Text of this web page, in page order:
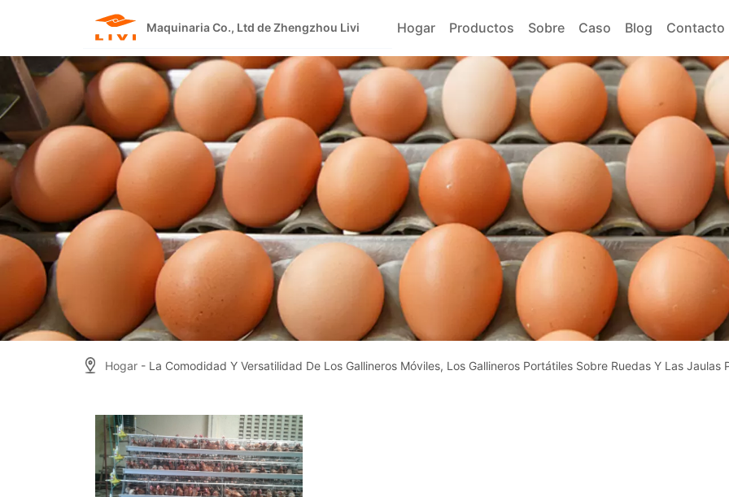
Maquinaria Co., Ltd de Zhengzhou Livi Hogar Productos Sobre Caso Blog Contacto
Hogar - La Comodidad Y Versatilidad De Los Gallineros Móviles, Los Gallineros Portátiles Sobre Ruedas Y Las Jaulas